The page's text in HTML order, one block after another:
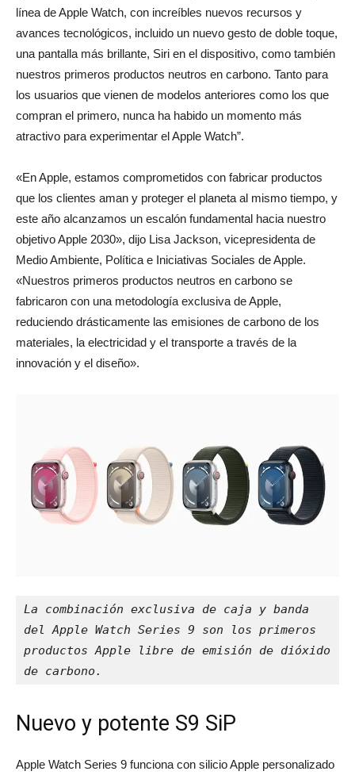
línea de Apple Watch, con increíbles nuevos recursos y
avances tecnológicos, incluido un nuevo gesto de doble toque,
una pantalla más brillante, Siri en el dispositivo, como también
nuestros primeros productos neutros en carbono. Tanto para
los usuarios que vienen de modelos anteriores como los que
compran el primero, nunca ha habido un momento más
atractivo para experimentar el Apple Watch”.
«En Apple, estamos comprometidos con fabricar productos
que los clientes aman y proteger el planeta al mismo tiempo, y
este año alcanzamos un escalón fundamental hacia nuestro
objetivo Apple 2030», dijo Lisa Jackson, vicepresidenta de
Medio Ambiente, Política e Iniciativas Sociales de Apple.
«Nuestros primeros productos neutros en carbono se
fabricaron con una metodología exclusiva de Apple,
reduciendo drásticamente las emisiones de carbono de los
materiales, la electricidad y el transporte a través de la
innovación y el diseño».
La combinación exclusiva de caja y banda
del Apple Watch Series 9 son los primeros
productos Apple libre de emisión de dióxido
de carbono.
Nuevo y potente S9 SiP
Apple Watch Series 9 funciona con silicio Apple personalizado